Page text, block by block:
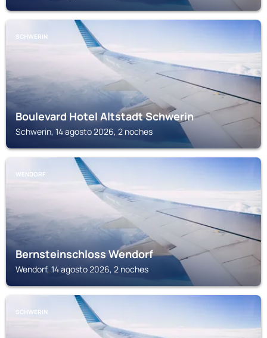
SCHWERIN
Boulevard Hotel Altstadt Schwerin
Schwerin, 14 agosto 2026, 2 noches
WENDORF
Bernsteinschloss Wendorf
Wendorf, 14 agosto 2026, 2 noches
SCHWERIN